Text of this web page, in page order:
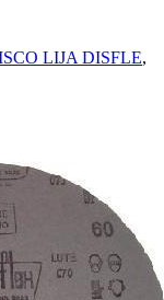
LIJA DISFLE,